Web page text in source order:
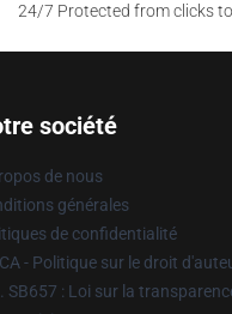
24/7 Protected from clicks
société
de nous
générales
de confidentialité
- Politique sur le droit
SB657 : Loi sur la